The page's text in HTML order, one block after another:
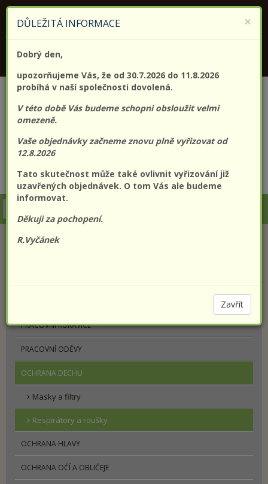
CZK EUR Přihlášení Registrace
PRACOVNÍ RUKAVICE
PRACOVNÍ ODĚVY
OCHRANA DECHU
Masky a filtry
Respirátory a roušky
OCHRANA HLAVY
OCHRANA OČÍ A OBLIČEJE
×
DŮLEŽITÁ INFORMACE
Dobrý den,
upozorňujeme Vás, že od 30.7.2026 do 11.8.2026
probíhá v naší společnosti dovolená.
V této době Vás budeme schopni obsloužit velmi
omezeně.
Vaše objednávky začneme znovu plně vyřizovat od
12.8.2026
Tato skutečnost může také ovlivnit vyřizování již
uzavřených objednávek. O tom Vás ale budeme
informovat.
Děkuji za pochopení.
R.Vyčánek
Zavřít